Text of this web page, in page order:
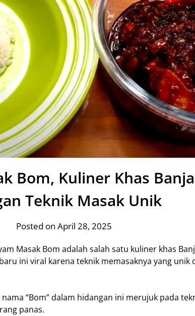
Bom, Kuliner Khas
Teknik Masak Unik
Posted on April 28, 2025
Masak Bom adalah salah satu kuliner khas
ini viral karena teknik memasaknya yang unik
“Bom” dalam hidangan ini merujuk pada
panas.